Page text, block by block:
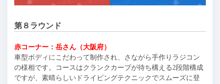
第８ラウンド
赤コーナー：岳さん（大阪府）
車型ボディにこだわって制作され、さながら手作りラジコン
の様相です。コースはクランクカーブが待ち構える2段階構成
ですが、素晴らしいドライビングテクニックでスムーズに登